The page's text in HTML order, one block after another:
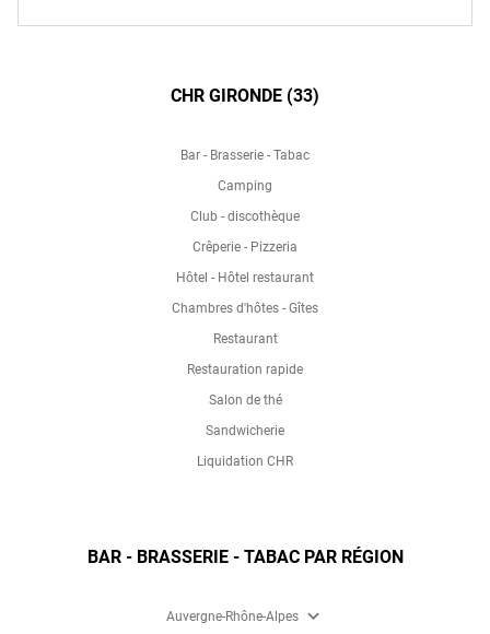
CHR GIRONDE (33)
Bar - Brasserie - Tabac
Camping
Club - discothèque
Crêperie - Pizzeria
Hôtel - Hôtel restaurant
Chambres d'hôtes - Gîtes
Restaurant
Restauration rapide
Salon de thé
Sandwicherie
Liquidation CHR
BAR - BRASSERIE - TABAC PAR RÉGION
Auvergne-Rhône-Alpes expand_more